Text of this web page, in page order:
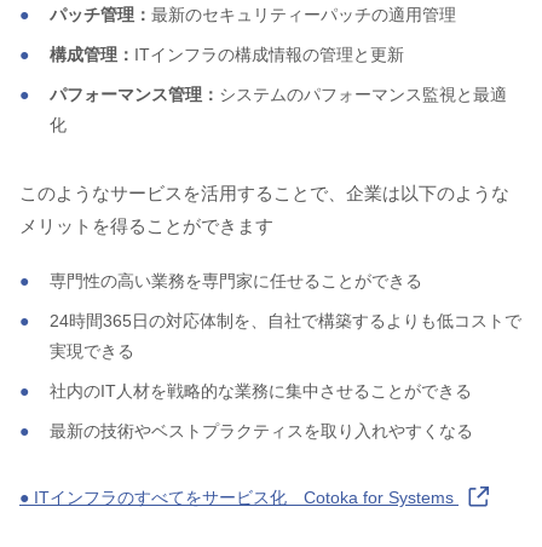
パッチ管理： 最新のセキュリティーパッチの適用管理
構成管理： ITインフラの構成情報の管理と更新
パフォーマンス管理： システムのパフォーマンス監視と最適
化
このようなサービスを活用することで、企業は以下のような
メリットを得ることができます
専門性の高い業務を専門家に任せることができる
24時間365日の対応体制を、自社で構築するよりも低コストで
実現できる
社内のIT人材を戦略的な業務に集中させることができる
最新の技術やベストプラクティスを取り入れやすくなる
● ITインフラのすべてをサービス化 Cotoka for Systems